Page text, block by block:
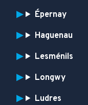
Épernay
Haguenau
Lesménils
Longwy
Ludres